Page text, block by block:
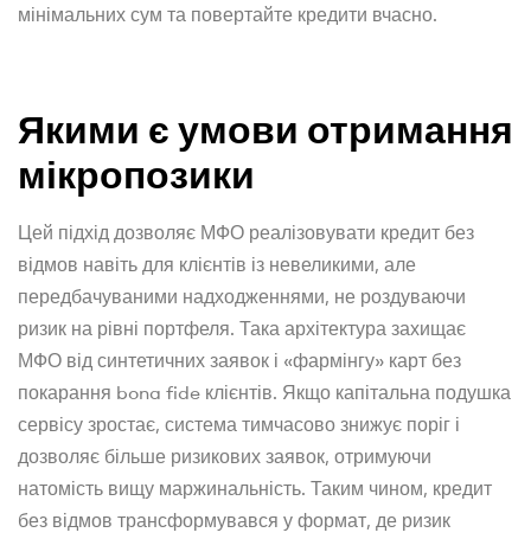
мінімальних сум та повертайте кредити вчасно.
Якими є умови отримання
мікропозики
Цей підхід дозволяє МФО реалізовувати кредит без
відмов навіть для клієнтів із невеликими, але
передбачуваними надходженнями, не роздуваючи
ризик на рівні портфеля. Така архітектура захищає
МФО від синтетичних заявок і «фармінгу» карт без
покарання bona fide клієнтів. Якщо капітальна подушка
сервісу зростає, система тимчасово знижує поріг і
дозволяє більше ризикових заявок, отримуючи
натомість вищу маржинальність. Таким чином, кредит
без відмов трансформувався у формат, де ризик